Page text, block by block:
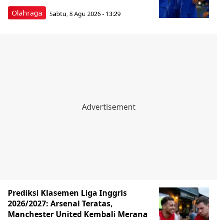
Olahraga Sabtu, 8 Agu 2026 - 13:29
Prediksi Klasemen Liga Inggris
2026/2027: Arsenal Teratas,
Manchester United Kembali Merana